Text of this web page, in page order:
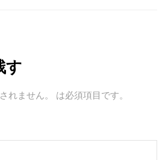
す
れません。 は必須項目です。